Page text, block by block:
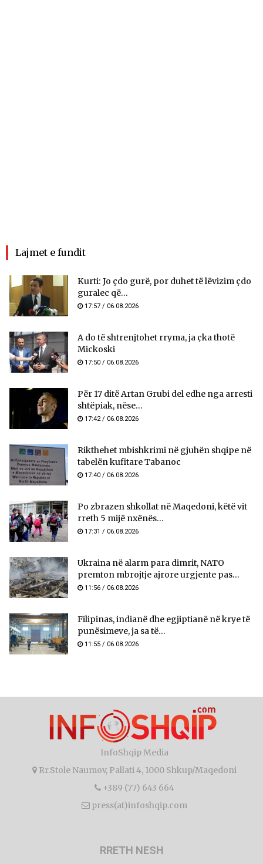
Lajmet e fundit
Kurti: Jo çdo gurë, por duhet të lëvizim çdo
guralec që...
17:57 / 06.08.2026
A do të shtrenjtohet rryma, ja çka thotë
Mickoski
17:50 / 06.08.2026
Për 17 ditë Artan Grubi del edhe nga arresti
shtëpiak, nëse...
17:42 / 06.08.2026
Rikthehet mbishkrimi në gjuhën shqipe në
tabelën kufitare Tabanoc
17:40 / 06.08.2026
Po zbrazen shkollat në Maqedoni, këtë vit
rreth 5 mijë nxënës...
17:31 / 06.08.2026
Ukraina në alarm para dimrit, NATO
premton mbrojtje ajrore urgjente pas...
11:56 / 06.08.2026
Filipinas, indianë dhe egjiptianë në krye të
punësimeve, ja sa të...
11:55 / 06.08.2026
InfoShqip Media
Rr.Stole Naumov, Pallati 4, 1000 Shkup/Maqedoni
+389 (77) 643 664
press(at)infoshqip.com
RRETH NESH